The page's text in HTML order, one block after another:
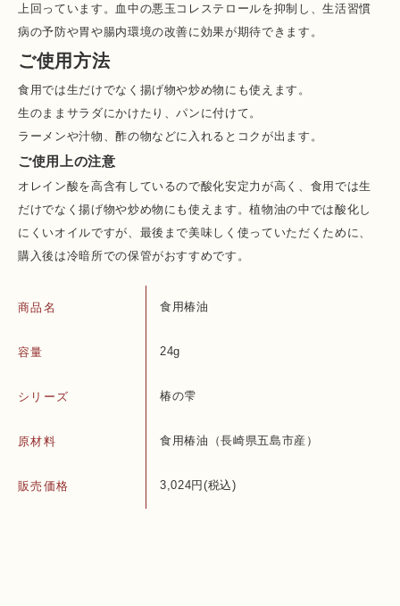
上回っています。血中の悪玉コレステロールを抑制し、生活習慣
病の予防や胃や腸内環境の改善に効果が期待できます。
ご使用方法
食用では生だけでなく揚げ物や炒め物にも使えます。
生のままサラダにかけたり、パンに付けて。
ラーメンや汁物、酢の物などに入れるとコクが出ます。
ご使用上の注意
オレイン酸を高含有しているので酸化安定力が高く、食用では生
だけでなく揚げ物や炒め物にも使えます。植物油の中では酸化し
にくいオイルですが、最後まで美味しく使っていただくために、
購入後は冷暗所での保管がおすすめです。
商品名 食用椿油
容量 24g
シリーズ 椿の雫
原材料 食用椿油（長崎県五島市産）
販売価格 3,024円(税込)